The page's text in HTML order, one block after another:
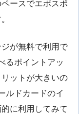
ースでエポスポ
が無料で利用で
るポイントアッ
ットが大きいの
ルドカードのイ
に利用してみて